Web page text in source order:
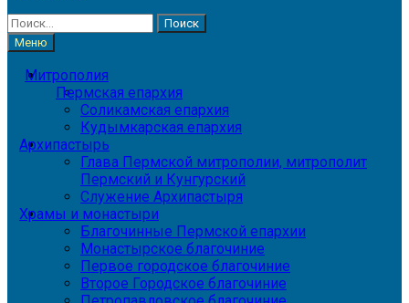
Найти:
Меню
Митрополия
Пермская епархия
Соликамская епархия
Кудымкарская епархия
Архипастырь
Глава Пермской митрополии, митрополит
Пермский и Кунгурский
Служение Архипастыря
Храмы и монастыри
Благочинные Пермской епархии
Монастырское благочиние
Первое городское благочиние
Второе Городское благочиние